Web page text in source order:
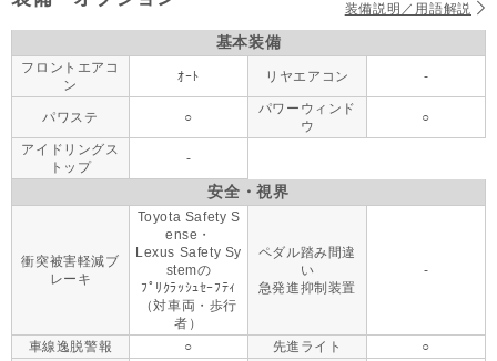
装備説明／用語解説
基本装備
フロントエアコ
ン
ｵｰﾄ リヤエアコン -
パワステ ○
パワーウィンド
ウ
○
アイドリングス
トップ
-
安全・視界
衝突被害軽減ブ
レーキ
Toyota Safety S
ense・
Lexus Safety Sy
stemの
ﾌﾟﾘｸﾗｯｼｭｾｰﾌﾃｨ
（対車両・歩行
者）
ペダル踏み間違
い
急発進抑制装置
-
車線逸脱警報 ○ 先進ライト ○